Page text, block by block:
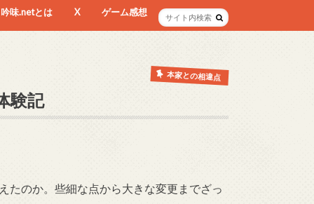
吟味.netとは X ゲーム感想
本家との相違点
験記
たのか。些細な点から大きな変更までざっ